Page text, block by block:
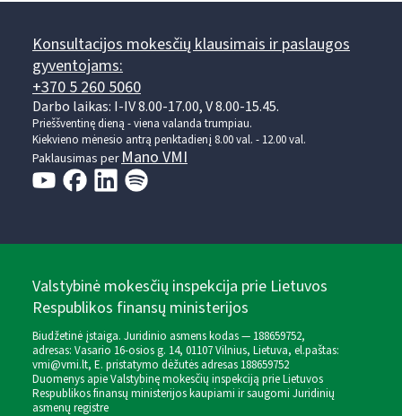
Konsultacijos mokesčių klausimais ir paslaugos
gyventojams:
+370 5 260 5060
Darbo laikas: I-IV 8.00-17.00, V 8.00-15.45.
Prieššventinę dieną - viena valanda trumpiau.
Kiekvieno mėnesio antrą penktadienį 8.00 val. - 12.00 val.
Paklausimas perMano VMI
Valstybinė mokesčių inspekcija prie Lietuvos
Respublikos finansų ministerijos
Biudžetinė įstaiga. Juridinio asmens kodas — 188659752,
adresas: Vasario 16-osios g. 14, 01107 Vilnius, Lietuva, el.paštas:
vmi@vmi.lt, E. pristatymo dėžutės adresas 188659752
Duomenys apie Valstybinę mokesčių inspekciją prie Lietuvos
Respublikos finansų ministerijos kaupiami ir saugomi Juridinių
asmenų registre